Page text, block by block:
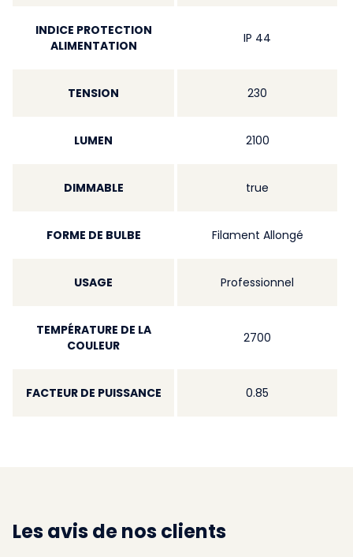
INDICE PROTECTION
ALIMENTATION
IP 44
TENSION 230
LUMEN 2100
DIMMABLE true
FORME DE BULBE Filament Allongé
USAGE Professionnel
TEMPÉRATURE DE LA
COULEUR
2700
FACTEUR DE PUISSANCE 0.85
Les avis de nos clients